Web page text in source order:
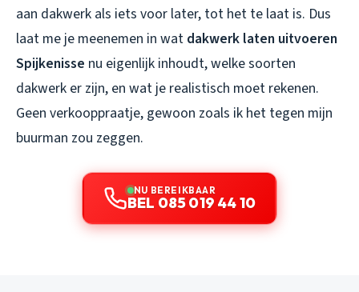
aan dakwerk als iets voor later, tot het te laat is. Dus
laat me je meenemen in wat dakwerk laten uitvoeren
Spijkenisse nu eigenlijk inhoudt, welke soorten
dakwerk er zijn, en wat je realistisch moet rekenen.
Geen verkooppraatje, gewoon zoals ik het tegen mijn
buurman zou zeggen.
NU BEREIKBAAR
BEL 085 019 44 10